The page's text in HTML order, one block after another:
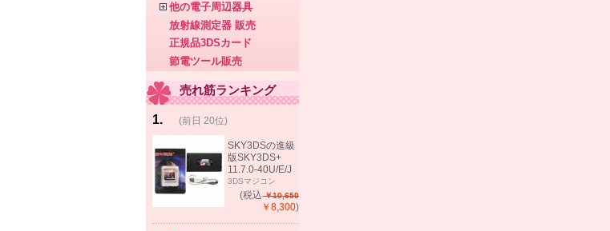
他の電子周辺器具
放射線測定器 販売
正規品3DSカード
節電ツール販売
売れ筋ランキング
1.
rank
(前日 20位)
SKY3DSの進級
版SKY3DS+
11.7.0-40U/E/J
で起動可能
(MHX、FEifサポ
3DSマジコン
(税込￥10,650
￥8,300)